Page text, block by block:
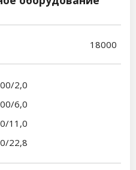
18000
2,0
6,0
11,0
22,8